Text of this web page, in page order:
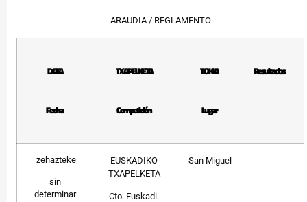
ARAUDIA / REGLAMENTO
DATA
Fecha
TXAPELKETA
Competición
TOKIA
Lugar
Resultados
zehazteke
sin
determinar
EUSKADIKO
TXAPELKETA
Cto. Euskadi
San Miguel